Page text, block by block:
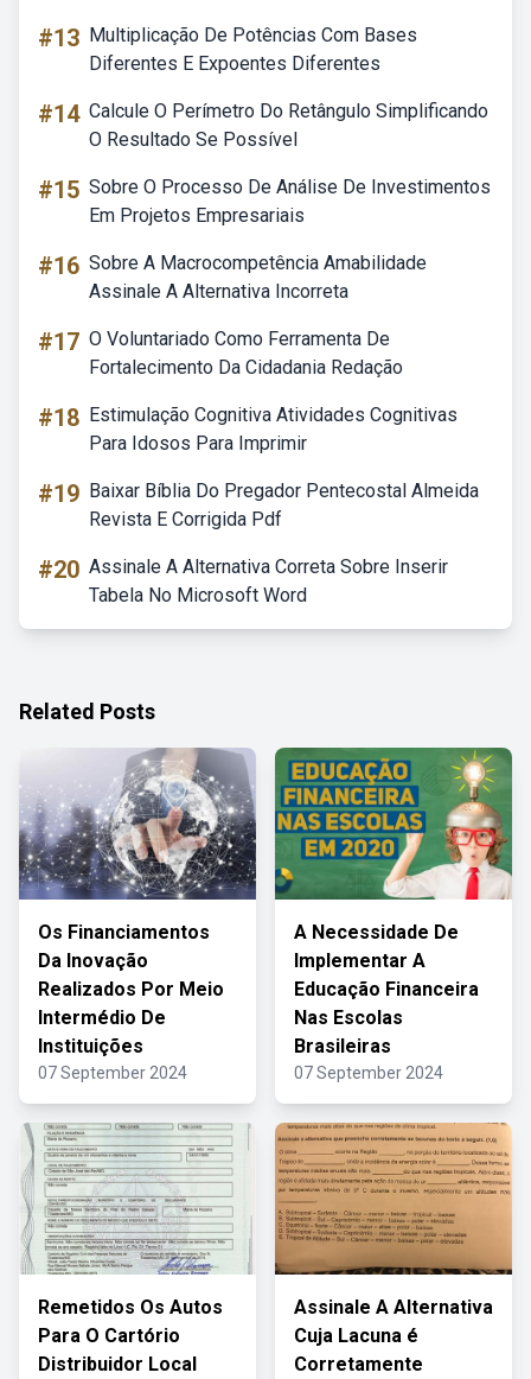
#13 Multiplicação De Potências Com Bases
Diferentes E Expoentes Diferentes
#14 Calcule O Perímetro Do Retângulo Simplificando
O Resultado Se Possível
#15 Sobre O Processo De Análise De Investimentos
Em Projetos Empresariais
#16 Sobre A Macrocompetência Amabilidade
Assinale A Alternativa Incorreta
#17 O Voluntariado Como Ferramenta De
Fortalecimento Da Cidadania Redação
#18 Estimulação Cognitiva Atividades Cognitivas
Para Idosos Para Imprimir
#19 Baixar Bíblia Do Pregador Pentecostal Almeida
Revista E Corrigida Pdf
#20 Assinale A Alternativa Correta Sobre Inserir
Tabela No Microsoft Word
Related Posts
Os Financiamentos
Da Inovação
Realizados Por Meio
Intermédio De
Instituições
07 September 2024
A Necessidade De
Implementar A
Educação Financeira
Nas Escolas
Brasileiras
07 September 2024
Remetidos Os Autos
Para O Cartório
Distribuidor Local
Assinale A Alternativa
Cuja Lacuna é
Corretamente